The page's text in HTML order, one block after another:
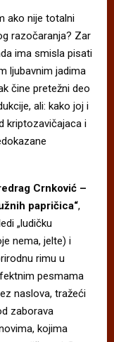
ako nije totalni
razočaranja? Zar
ima smisla pisati
ljubavnim jadima
čine pretežni deo
ali: kako joj i
kriptozavičajaca i
Crnković –
papričica“,
„ludičku
nema, jelte) i
rimu u
pesmama
naslova, tražeći
zaborava
kojima